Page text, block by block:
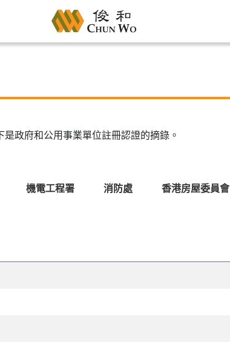
政府和公用事業單位註冊認證的摘錄。
機電工程署 消防處 香港房屋委員會